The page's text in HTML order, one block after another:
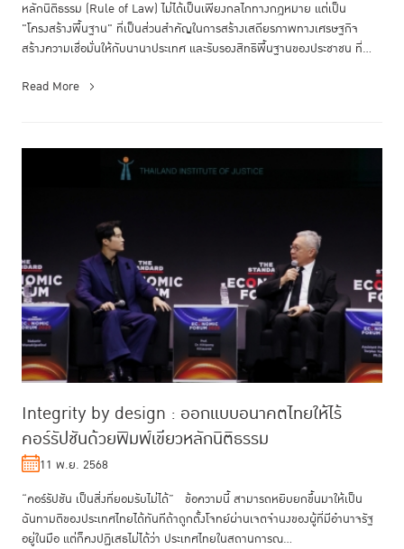
หลักนิติธรรม (Rule of Law) ไม่ได้เป็นเพียงกลไกทางกฎหมาย แต่เป็น
"โครงสร้างพื้นฐาน" ที่เป็นส่วนสำคัญในการสร้างเสถียรภาพทางเศรษฐกิจ
สร้างความเชื่อมั่นให้กับนานาประเทศ และรับรองสิทธิพื้นฐานของประชาชน ที่...
Read More
Integrity by design : ออกแบบอนาคตไทยให้ไร้
คอร์รัปชันด้วยพิมพ์เขียวหลักนิติธรรม
11 พ.ย. 2568
“คอร์รัปชัน เป็นสิ่งที่ยอมรับไม่ได้” ข้อความนี้ สามารถหยิบยกขึ้นมาให้เป็น
ฉันทามติของประเทศไทยได้ทันทีถ้าถูกตั้งโจทย์ผ่านเจตจำนงของผู้ที่มีอำนาจรัฐ
อยู่ในมือ แต่ก็คงปฏิเสธไม่ได้ว่า ประเทศไทยในสถานการณ...